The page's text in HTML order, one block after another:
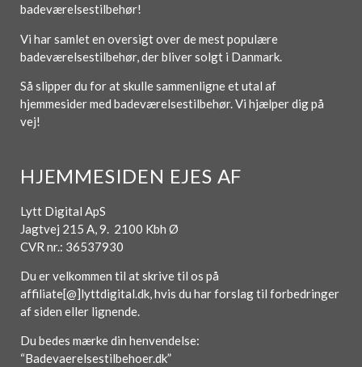
badeværelsestilbehør!
Vi har samlet en oversigt over de mest populære
badeværelsestilbehør, der bliver solgt i Danmark.
Så slipper du for at skulle sammenligne et utal af
hjemmesider med badeværelsestilbehør. Vi hjælper dig på
vej!
HJEMMESIDEN EJES AF
Lytt Digital ApS
Jagtvej 215 A, 9. 2100 Kbh Ø
CVR nr.: 36537930
Du er velkommen til at skrive til os på
affiliate[@]lyttdigital.dk, hvis du har forslag til forbedringer
af siden eller lignende.
Du bedes mærke din henvendelse:
“Badevaerelsestilbehoer.dk”